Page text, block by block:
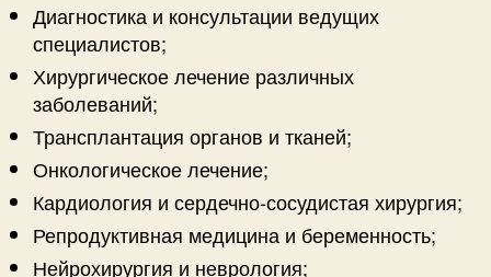
Диагностика и консультации ведущих
специалистов;
Хирургическое лечение различных
заболеваний;
Трансплантация органов и тканей;
Онкологическое лечение;
Кардиология и сердечно-сосудистая хирургия;
Репродуктивная медицина и беременность;
Нейрохирургия и неврология;